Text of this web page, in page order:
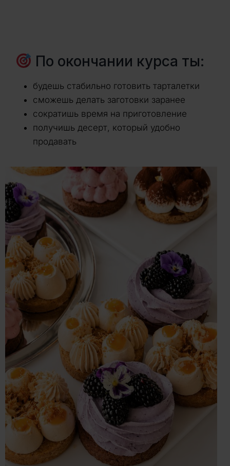
По окончании курса ты:
будешь стабильно готовить тарталетки
сможешь делать заготовки заранее
сократишь время на приготовление
получишь десерт, который удобно
продавать